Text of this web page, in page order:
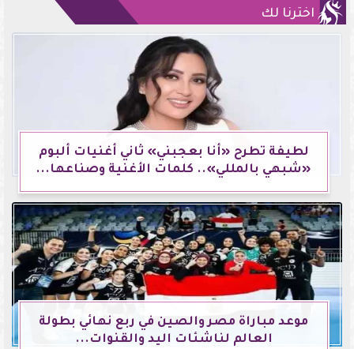
اخترنا لك
لطيفة تطرح «أنا بعجبني» ثاني أغنيات ألبوم
«شبهي بالمللي».. كلمات الأغنية وصناعها...
موعد مباراة مصر والصين في ربع نهائي بطولة
العالم لناشئات اليد والقنوات...